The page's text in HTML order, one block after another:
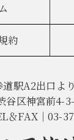
約
道駅A2出口よ
谷区神宮前4-
＆FAX｜03-